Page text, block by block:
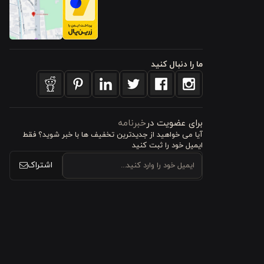
را برای
سطح آن
مهم این
بارز آن
کیفیت و
ما را دنبال کنید
برای عضویت درخبرنامه
آیا می خواهید از جدید‌ترین تخفیف‌ ها با‌ خبر شوید؟ فقط
ایمیل خود را ثبت کنید
اشتراک